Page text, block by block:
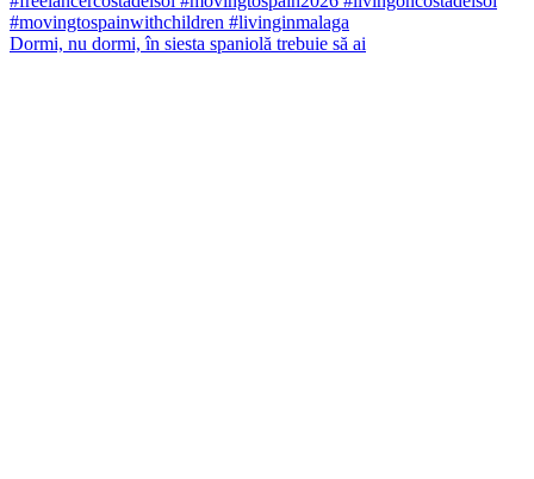
Dormi, nu dormi, în siesta spaniolă trebuie să ai